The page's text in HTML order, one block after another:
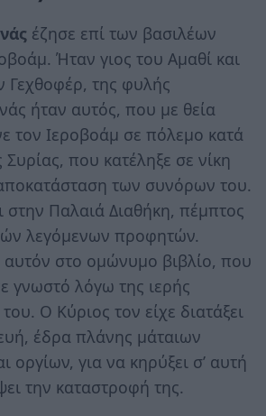
έζησε επί των βασιλέων
Ήταν γιος του Αμαθί και
Γεχθοφέρ, της φυλής
ήταν αυτός, που με θεία
τον Ιεροβοάμ σε πόλεμο κατά
που κατέληξε σε νίκη
των συνόρων του.
στην Παλαιά Διαθήκη, πέμπτος
λεγόμενων προφητών.
αυτόν στο ομώνυμο βιβλίο, που
γνωστό λόγω της ιερής
Ο Κύριος τον είχε διατάξει
έδρα πλάνης μάταιων
οργίων, για να κηρύξει σ’ αυτή
την καταστροφή της.